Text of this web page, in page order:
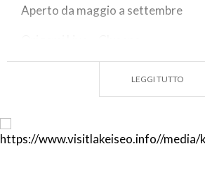
Aperto da maggio a settembre
Via Risorgimento 136 frazione
Piscina estiva, ristorante e bar a
Piscine del Ghiottone – Clusane
LEGGI TUTTO